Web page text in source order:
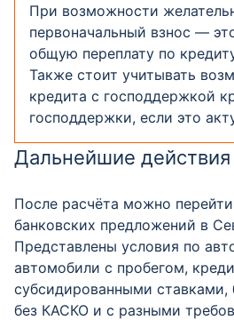
При возможности
первоначальный взнос —
общую переплату по
Также стоит учитывать
кредита с господдержкой
господдержки, если это
Дальнейшие действия
После расчёта можно
банковских предложений в
Представлены условия по
автомобили с пробегом,
субсидированными ставками,
без КАСКО и с разными